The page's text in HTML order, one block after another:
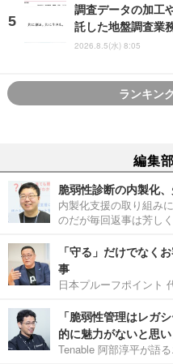
調査データの加工
託した地盤調査業
2026.8.5(水) 8:05
ランキン
編集
脆弱性診断の内製化
内製化支援の取り組み
のだが毎回返事は芳し
「守る」だけでなく
事
日本プルーフポイント
「脆弱性管理はレガ
的に魅力がないと思
Tenable 阿部淳平が語